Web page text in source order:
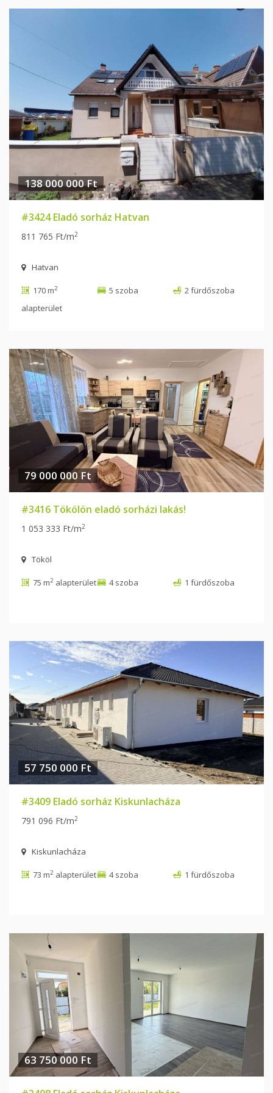
138 000 000 Ft
#3424 Eladó sorház Hatvan
811 765 Ft/m2
Hatvan
170 m2
alapterület
5 szoba 2 fürdőszoba
79 000 000 Ft
#3416 Tökölön eladó sorházi lakás!
1 053 333 Ft/m2
Tököl
75 m2 alapterület 4 szoba 1 fürdőszoba
57 750 000 Ft
#3409 Eladó sorház Kiskunlacháza
791 096 Ft/m2
Kiskunlacháza
73 m2 alapterület 4 szoba 1 fürdőszoba
63 750 000 Ft